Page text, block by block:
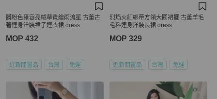
髒粉色雍容亮絨華貴繪雨流星 古董古
著連身洋裝裙子連衣裙 dress
MOP 432
近新閒置品 台灣 免運
烈焰火紅綁帶方領大圓裙擺 古董羊毛
毛料連身洋裝長裙 dress
MOP 329
近新閒置品 台灣 免運